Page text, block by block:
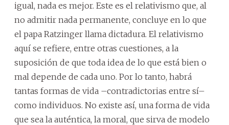
igual, nada es mejor. Este es el relativismo que, al
no admitir nada permanente, concluye en lo que
el papa Ratzinger llama dictadura. El relativismo
aquí se refiere, entre otras cuestiones, a la
suposición de que toda idea de lo que está bien o
mal depende de cada uno. Por lo tanto, habrá
tantas formas de vida –contradictorias entre sí–
como individuos. No existe así, una forma de vida
que sea la auténtica, la moral, que sirva de modelo